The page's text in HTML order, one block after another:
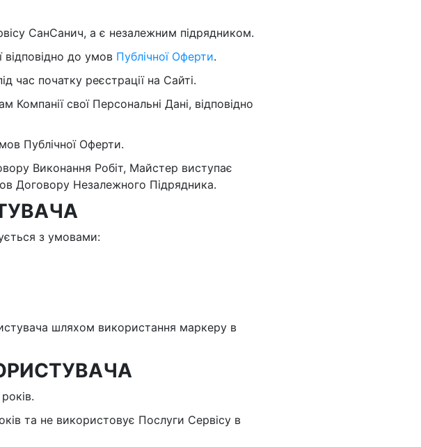
СанСанич, а є незалежним підрядником.
до умов Публічної Оферти.
час початку реєстрації на Сайті.
Компанії свої Персональні Дані, відповідно
Публічної Оферти.
Виконання Робіт, Майстер виступає
Договору Незалежного Підрядника.
з умовами:
шляхом використання маркеру в
та не використовує Послуги Сервісу в